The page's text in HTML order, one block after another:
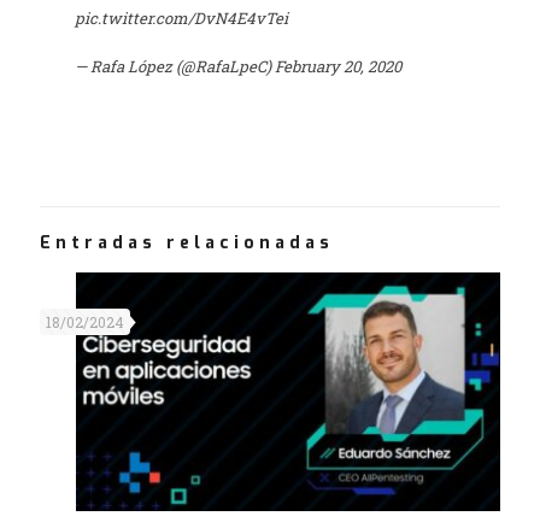
pic.twitter.com/DvN4E4vTei
— Rafa López (@RafaLpeC)February 20, 2020
Entradas relacionadas
18/02/2024